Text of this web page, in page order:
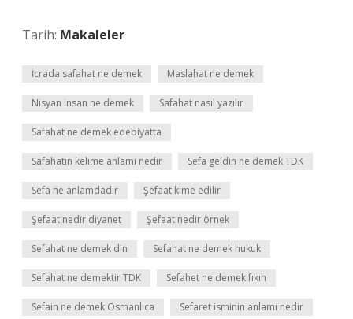
Tarih: Makaleler
İcrada safahat ne demek Maslahat ne demek
Nisyan insan ne demek Safahat nasıl yazılır
Safahat ne demek edebiyatta
Safahatın kelime anlamı nedir Sefa geldin ne demek TDK
Sefa ne anlamdadır Şefaat kime edilir
Şefaat nedir diyanet Şefaat nedir örnek
Sefahat ne demek din Sefahat ne demek hukuk
Sefahat ne demektir TDK Sefahet ne demek fıkıh
Sefain ne demek Osmanlıca Sefaret isminin anlamı nedir